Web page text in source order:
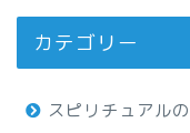
カテゴリー
スピリチュアル